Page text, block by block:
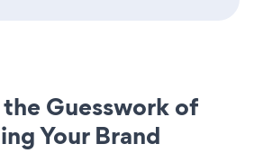
Guesswork of
Your Brand